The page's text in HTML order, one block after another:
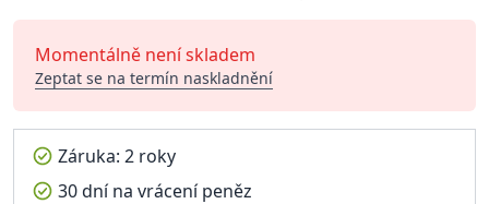
Momentálně není skladem
Zeptat se na termín naskladnění
Záruka: 2 roky
30 dní na vrácení peněz